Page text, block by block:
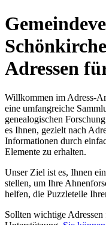
Adressen
Willkommen im Adress-
eine umfangreiche
genealogischen
es Ihnen, gezielt nach
Informationen durch
Elemente zu erhalten.
Unser Ziel ist es, Ihnen
stellen, um Ihre
helfen, die Puzzleteile
Sollten wichtige